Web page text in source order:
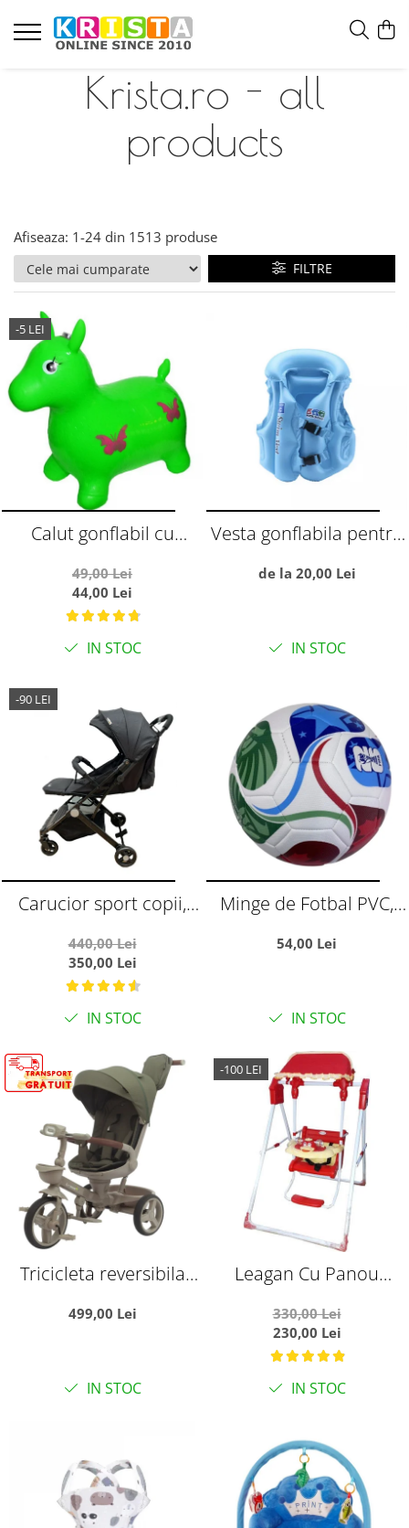
Krista.ro - all
products
Afiseaza: 1-24 din 1513 produse
FILTRE
-5 LEI
Calut gonflabil cu
49,00 Lei
44,00 Lei
IN STOC
Vesta gonflabila pentru
aer, S albastru
de la 20,00 Lei
IN STOC
-90 LEI
Carucior sport copii,
avion, cu sistem troller,
C8 negru
440,00 Lei
350,00 Lei
IN STOC
Minge de Fotbal PVC,
Campionatul Mondial
54,00 Lei
IN STOC
Tricicleta reversibila
pozitie de somn, roti
499,00 Lei
IN STOC
-100 LEI
Leagan Cu Panou
Ratusca rosu
330,00 Lei
230,00 Lei
IN STOC